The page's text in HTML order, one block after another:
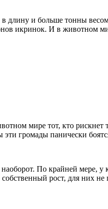
длину и больше тонны
икринок. И в животном
мире тот, кто рискнет
эти громады панически
По крайней
рост, для них не